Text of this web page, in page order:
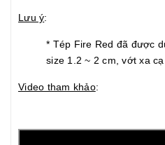
Lưu ý:
* Tép Fire Red đã được
size 1.2 ~ 2 cm, vớt xa
Video tham khảo: